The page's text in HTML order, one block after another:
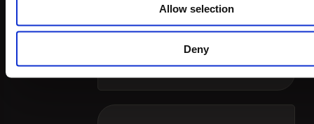
Allow selection
Deny
+39 0564 933 483